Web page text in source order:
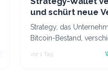
und schürt neue
Strategy, das
Bitcoin-Bestand,
vor 1 Tag